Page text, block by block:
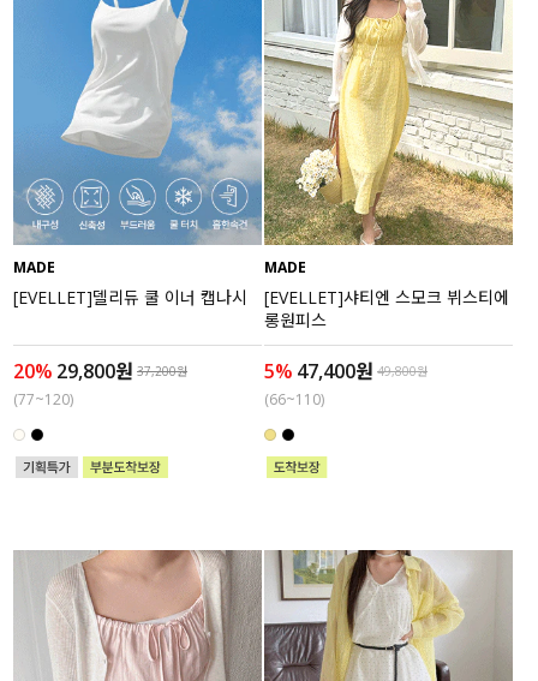
MADE
[EVELLET]델리듀 쿨 이너 캡나시
20% 29,800원 37,200원
(77~120)
MADE
[EVELLET]샤티엔 스모크 뷔스티에
롱원피스
5% 47,400원 49,800원
(66~110)